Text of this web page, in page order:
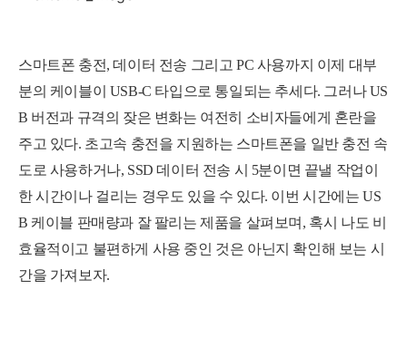
스마트폰 충전, 데이터 전송 그리고 PC 사용까지 이제 대부
분의 케이블이 USB-C 타입으로 통일되는 추세다. 그러나 US
B 버전과 규격의 잦은 변화는 여전히 소비자들에게 혼란을
주고 있다. 초고속 충전을 지원하는 스마트폰을 일반 충전 속
도로 사용하거나, SSD 데이터 전송 시 5분이면 끝낼 작업이
한 시간이나 걸리는 경우도 있을 수 있다. 이번 시간에는 US
B 케이블 판매량과 잘 팔리는 제품을 살펴보며, 혹시 나도 비
효율적이고 불편하게 사용 중인 것은 아닌지 확인해 보는 시
간을 가져보자.